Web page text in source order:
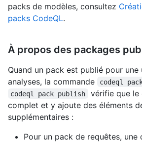
packs de modèles, consultez
packs CodeQL.
À propos des packages
Quand un pack est publié pour
analyses, la commande
codeql
codeql pack publish
vérifie que le
complet et y ajoute des éléments
supplémentaires :
Pour un pack de requêtes, une